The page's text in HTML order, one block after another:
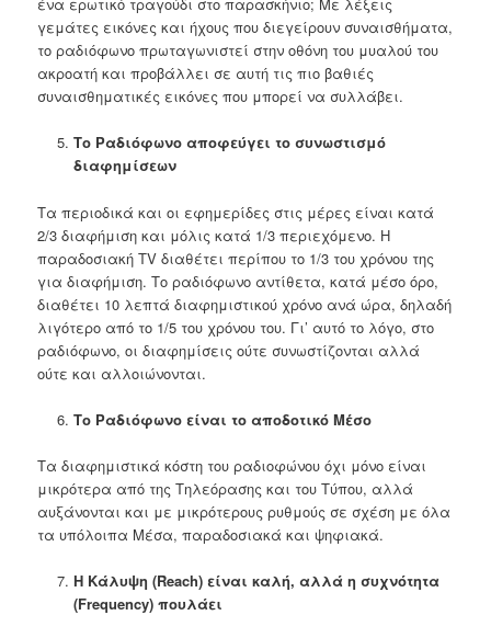
γεμάτες εικόνες και ήχους που διεγείρουν συναισθήματα,
το ραδιόφωνο πρωταγωνιστεί στην οθόνη του μυαλού του
ακροατή και προβάλλει σε αυτή τις πιο βαθιές
συναισθηματικές εικόνες που μπορεί να συλλάβει.
Το Ραδιόφωνο αποφεύγει το συνωστισμό
διαφημίσεων
Τα περιοδικά και οι εφημερίδες στις μέρες είναι κατά
2/3 διαφήμιση και μόλις κατά 1/3 περιεχόμενο. Η
παραδοσιακή TV διαθέτει περίπου το 1/3 του χρόνου της
για διαφήμιση. Το ραδιόφωνο αντίθετα, κατά μέσο όρο,
διαθέτει 10 λεπτά διαφημιστικού χρόνο ανά ώρα, δηλαδή
λιγότερο από το 1/5 του χρόνου του. Γι’ αυτό το λόγο, στο
ραδιόφωνο, οι διαφημίσεις ούτε συνωστίζονται αλλά
ούτε και αλλοιώνονται.
Το Ραδιόφωνο είναι το αποδοτικό Μέσο
Τα διαφημιστικά κόστη του ραδιοφώνου όχι μόνο είναι
μικρότερα από της Τηλεόρασης και του Τύπου, αλλά
αυξάνονται και με μικρότερους ρυθμούς σε σχέση με όλα
τα υπόλοιπα Μέσα, παραδοσιακά και ψηφιακά.
Η Κάλυψη (Reach) είναι καλή, αλλά η συχνότητα
(Frequency) πουλάει